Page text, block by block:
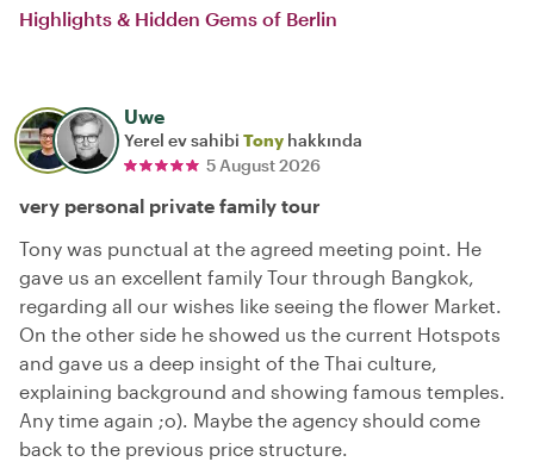
Highlights & Hidden Gems of Berlin
Uwe
Yerel ev sahibi Tony hakkında
5 August 2026
very personal private family tour
Tony was punctual at the agreed meeting point. He
gave us an excellent family Tour through Bangkok,
regarding all our wishes like seeing the flower Market.
On the other side he showed us the current Hotspots
and gave us a deep insight of the Thai culture,
explaining background and showing famous temples.
Any time again ;o). Maybe the agency should come
back to the previous price structure.